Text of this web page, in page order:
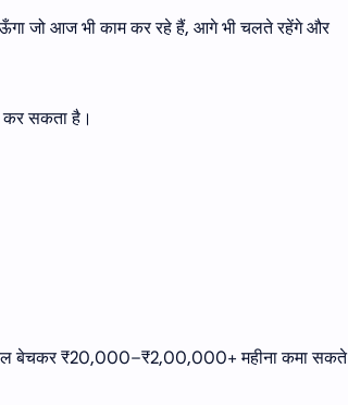
जो आज भी काम कर रहे हैं, आगे भी चलते रहेंगे और
कर सकता है।
बेचकर ₹20,000–₹2,00,000+ महीना कमा सकते